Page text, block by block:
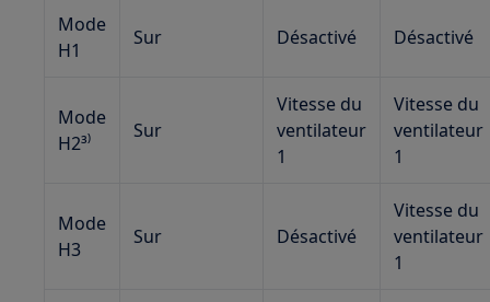
Mode
H1
Sur Désactivé Désactivé
Mode
H2³⁾
Sur
Vitesse du
ventilateur
1
Vitesse du
ventilateur
1
Mode
H3
Sur Désactivé
Vitesse du
ventilateur
1